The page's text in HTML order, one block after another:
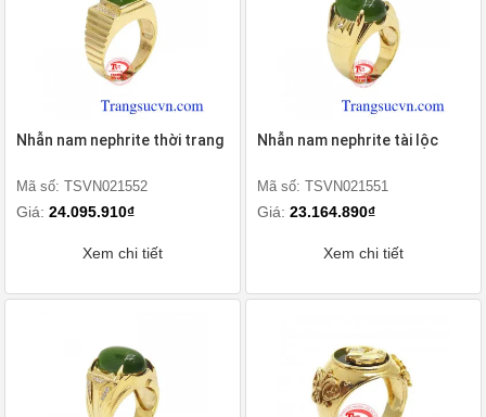
Nhẫn nam nephrite thời trang
Mã số: TSVN021552
Giá: 24.095.910₫
Xem chi tiết
Nhẫn nam nephrite tài lộc
Mã số: TSVN021551
Giá: 23.164.890₫
Xem chi tiết